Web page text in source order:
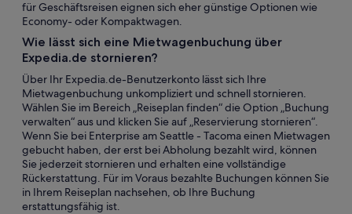
für Geschäftsreisen eignen sich eher günstige Optionen wie
Economy- oder Kompaktwagen.
Wie lässt sich eine Mietwagenbuchung über
Expedia.de stornieren?
Über Ihr Expedia.de-Benutzerkonto lässt sich Ihre
Mietwagenbuchung unkompliziert und schnell stornieren.
Wählen Sie im Bereich „Reiseplan finden“ die Option „Buchung
verwalten“ aus und klicken Sie auf „Reservierung stornieren“.
Wenn Sie bei Enterprise am Seattle - Tacoma einen Mietwagen
gebucht haben, der erst bei Abholung bezahlt wird, können
Sie jederzeit stornieren und erhalten eine vollständige
Rückerstattung. Für im Voraus bezahlte Buchungen können Sie
in Ihrem Reiseplan nachsehen, ob Ihre Buchung
erstattungsfähig ist.